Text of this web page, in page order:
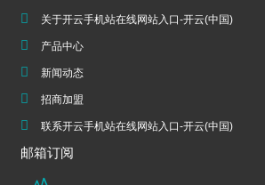
关于开云手机站在线网站入口-开云(中国)
产品中心
新闻动态
招商加盟
联系开云手机站在线网站入口-开云(中国)
邮箱订阅